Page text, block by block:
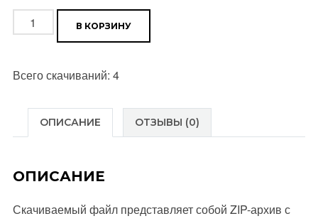
Количество
товара
артиллеристов
Хренников
-
Гусев)
В КОРЗИНУ
Всего скачиваний: 4
ОПИСАНИЕ ОТЗЫВЫ (0)
ОПИСАНИЕ
Скачиваемый файл представляет собой ZIP-архив с